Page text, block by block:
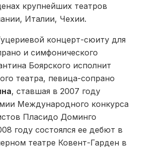
крупнейших театров
Италии, Чехии.
концерт-сюиту для
и симфонического
Боярского исполнит
театра, певица-сопрано
, ставшая в 2007 году
Международного конкурса
Пласидо Доминго
году состоялся ее дебют в
театре Ковент-Гарден в